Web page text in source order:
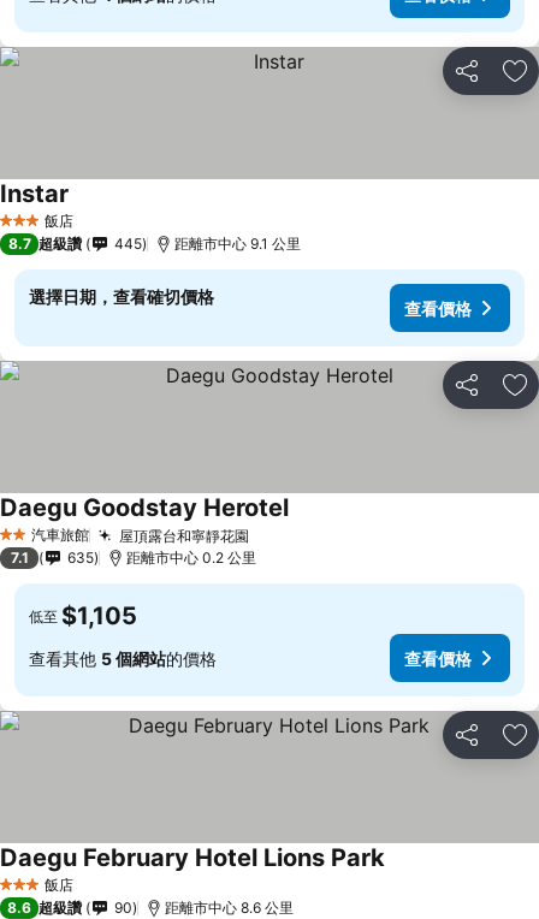
分享 加
3 星級 飯店
Instar
8.7 超級讚 445 距離市中心 9.1 公里
選擇日期，查看確切價格
查看價格
分享 加
2 星級汽車旅館 屋頂露台和寧靜花園
Daegu Goodstay Herotel
7.1 635 距離市中心 0.2 公里
低至 $1,105
查看其他 5 個網站的價格 查看價格
分享 加
3 星級 飯店
Daegu February Hotel Lions Park
8.6 超級讚 90 距離市中心 8.6 公里